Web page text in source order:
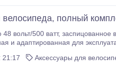
полный
обод 26 дюймов (для задней и передней установки): Модель 2012
скорости (круиз-контроль) и
21:17 Аксессуары для